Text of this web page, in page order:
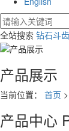
全站搜索 钻石斗齿
产品展示
当前位置： 首页 >
产品中心